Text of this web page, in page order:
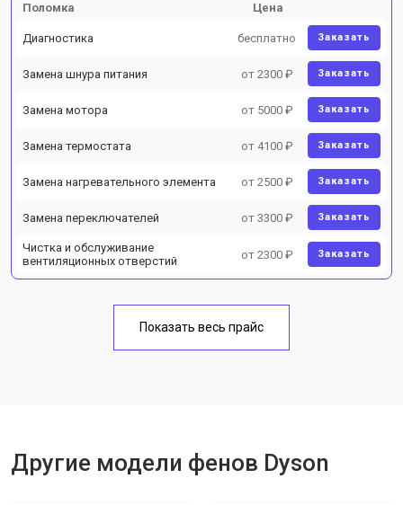
Поломка Цена
Диагностика бесплатно Заказать
Замена шнура питания от 2300 ₽ Заказать
Замена мотора от 5000 ₽ Заказать
Замена термостата от 4100 ₽ Заказать
Замена нагревательного элемента от 2500 ₽ Заказать
Замена переключателей от 3300 ₽ Заказать
Чистка и обслуживание
вентиляционных отверстий
от 2300 ₽ Заказать
Показать весь прайс
Другие модели фенов Dyson